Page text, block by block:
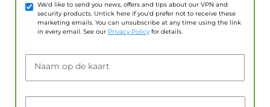
We'd like to send you news, offers and tips about our VPN and
security products. Untick here if you'd prefer not to receive these
marketing emails. You can unsubscribe at any time using the link
in every email. See our Privacy Policy for details.
Naam op de kaart